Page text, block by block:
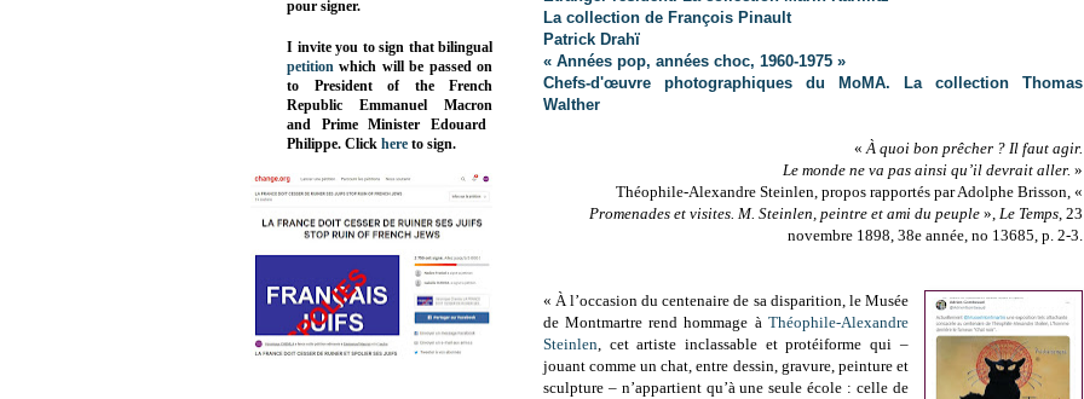
La collection de François Pinault
Patrick Drahï
« Années pop, années choc, 1960-1975 »
Chefs-d'œuvre photographiques du MoMA. La collection Thomas
Walther
« À quoi bon prêcher ? Il faut agir.
Le monde ne va pas ainsi qu’il devrait aller. »
Théophile-Alexandre Steinlen, propos rapportés par Adolphe Brisson, «
Promenades et visites. M. Steinlen, peintre et ami du peuple », Le Temps, 23
novembre 1898, 38e année, no 13685, p. 2-3.
« À l’occasion du centenaire de sa disparition, le Musée
de Montmartre rend hommage à Théophile-Alexandre
Steinlen, cet artiste inclassable et protéiforme qui –
jouant comme un chat, entre dessin, gravure, peinture et
sculpture – n’appartient qu’à une seule école : celle de
pour signer.
I invite you to sign that bilingual
petition which will be passed on
to President of the French
Republic Emmanuel Macron
and Prime Minister Edouard
Philippe. Click here to sign.